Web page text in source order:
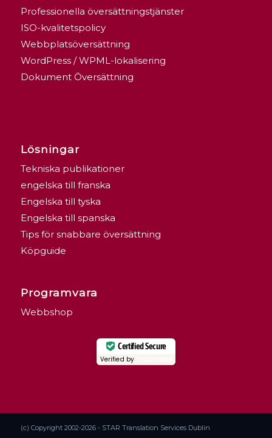
Professionella översättningstjänster
ISO-kvalitetspolicy
Webbplatsöversättning
WordPress / WPML-lokalisering
Dokument Översättning
Lösningar
Tekniska publikationer
engelska till franska
Engelska till tyska
Engelska till spanska
Tips för snabbare översättning
Köpguide
Programvara
Webbshop
Certified Secure
Verified by
(c) Copyright 2002-2026 - STAR Translation Services Dublin